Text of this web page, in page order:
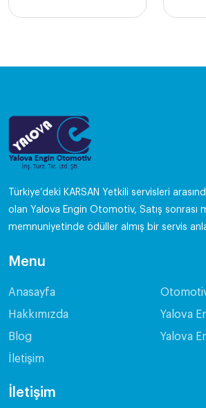
Türkiye’deki KARSAN Yetkili servisleri
olan Yalova Engin Otomotiv, Satış sonrası
memnuniyetinde ödüller almış bir servis
Menu
Anasayfa
Hakkımızda
Blog
İletişim
Yalova
Yalova
İletişim